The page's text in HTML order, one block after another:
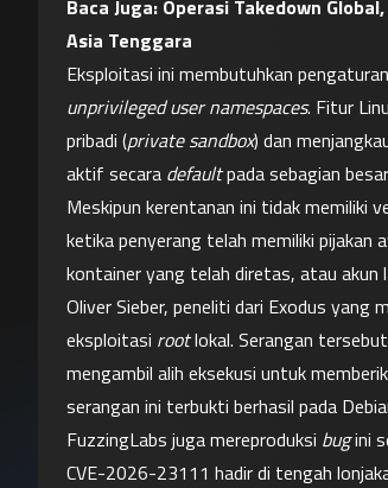
Baca Juga: Operasi Takedown
Asia Tenggara
unprivileged user namespaces. Fitur
pribadi (private sandbox) dan
aktif secara default pada sebagian
Meskipun kerentanan ini tidak memiliki
ketika penyerang telah memiliki pijakan
kontainer yang telah diretas, atau akun
Oliver Sieber, peneliti dari Exodus yang
eksploitasi root lokal. Serangan
mengambil alih eksekusi untuk
serangan ini terbukti berhasil pada
FuzzingLabs juga mereproduksi bug ini
CVE-2026-23111 hadir di tengah